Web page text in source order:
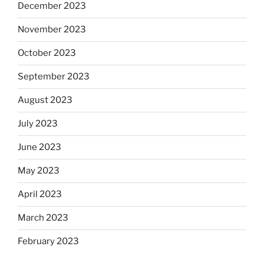
December 2023
November 2023
October 2023
September 2023
August 2023
July 2023
June 2023
May 2023
April 2023
March 2023
February 2023